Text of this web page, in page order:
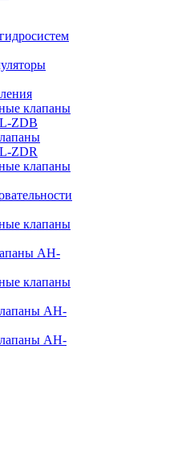
клапаны
L-ZDB
ZDR
клапаны
клапаны
AH-
клапаны
AH-
AH-